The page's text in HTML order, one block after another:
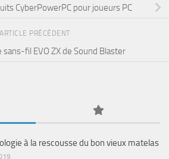
CyberPowerPC pour joueurs PC
ARTICLE PRÉCÉDENT
sans-fil EVO ZX de Sound Blaster
à la rescousse du bon vieux matelas